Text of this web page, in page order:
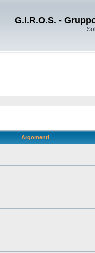
G.I.R.O.S. -
Argomenti